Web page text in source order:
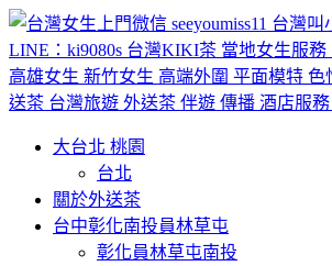
大台北 桃園
台北
關於外送茶
台中彰化南投員林草屯
彰化員林草屯南投